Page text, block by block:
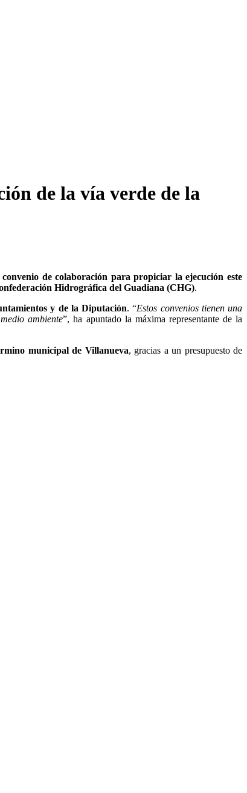
de la vía verde de la
convenio de colaboración para propiciar la ejecución este
Hidrográfica del Guadiana (CHG).
y de la Diputación. “Estos convenios tienen una
ambiente”, ha apuntado la máxima representante de la
municipal de Villanueva, gracias a un presupuesto de